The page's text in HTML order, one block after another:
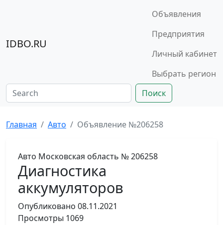
IDBO.RU
Объявления
Предприятия
Личный кабинет
Выбрать регион
Поиск
Главная Авто Объявление №206258
Авто Московская область № 206258
Диагностика
аккумуляторов
Опубликовано 08.11.2021
Просмотры 1069